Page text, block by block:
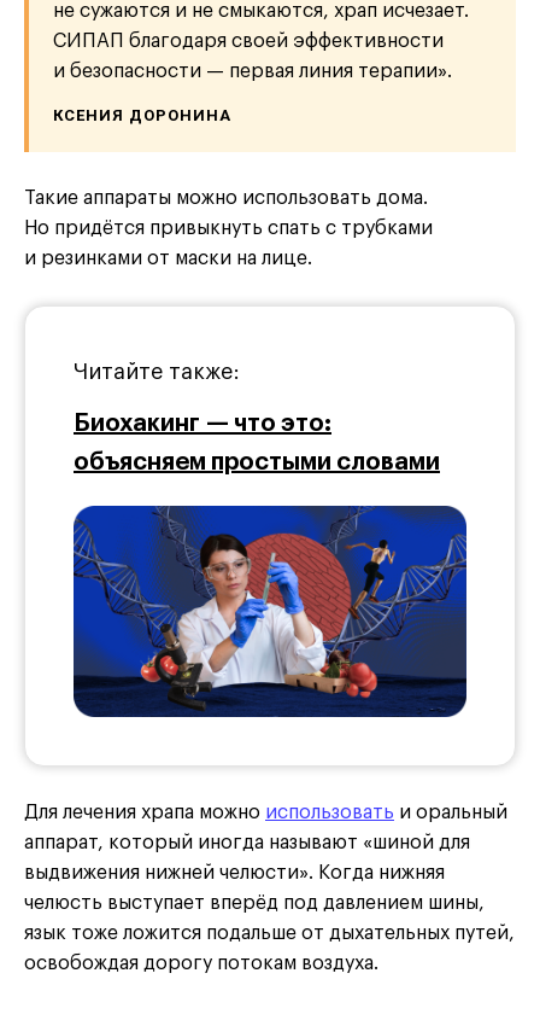
не сужаются и не смыкаются, храп исчезает.
СИПАП благодаря своей эффективности
и безопасности — первая линия терапии».
КСЕНИЯ ДОРОНИНА
Такие аппараты можно использовать дома.
Но придётся привыкнуть спать с трубками
и резинками от маски на лице.
Читайте также:
Биохакинг — что это:
объясняем простыми словами
Для лечения храпа можно использовать и оральный
аппарат, который иногда называют «шиной для
выдвижения нижней челюсти». Когда нижняя
челюсть выступает вперёд под давлением шины,
язык тоже ложится подальше от дыхательных путей,
освобождая дорогу потокам воздуха.